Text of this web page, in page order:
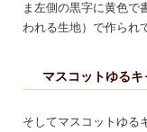
ま左側の黒字に黄色で
われる生地）で作られ
マスコットゆるキ
そしてマスコットゆる